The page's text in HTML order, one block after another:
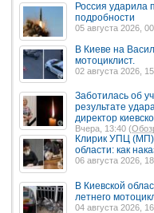
Россия ударила
подробности
05 августа 2026,
В Киеве на
мотоциклист.
02 августа 2026,
Заботилась об
результате
директор
Вчера, 13:40 (
Клирик УПЦ (МП)
области: как
06 августа 2026,
В Киевской
летнего
04 августа 2026,